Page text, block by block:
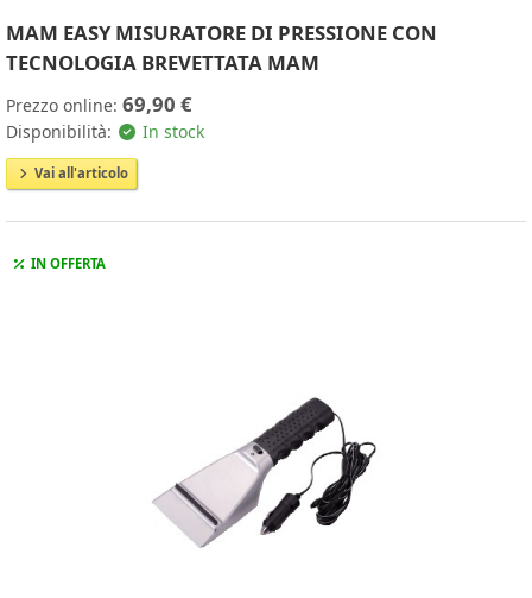
MAM EASY MISURATORE DI PRESSIONE CON
TECNOLOGIA BREVETTATA MAM
Prezzo online: 69,90 €
Disponibilità: In stock
Vai all'articolo
IN OFFERTA